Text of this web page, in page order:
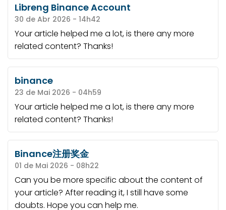
Libreng Binance Account
30 de Abr 2026 - 14h42
Your article helped me a lot, is there any more
related content? Thanks!
binance
23 de Mai 2026 - 04h59
Your article helped me a lot, is there any more
related content? Thanks!
Binance注册奖金
01 de Mai 2026 - 08h22
Can you be more specific about the content of
your article? After reading it, I still have some
doubts. Hope you can help me.